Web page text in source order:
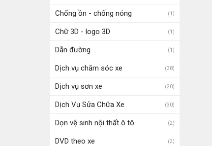
Chống ồn - chống nóng (1)
Chữ 3D - logo 3D (1)
Dẫn đường (1)
Dịch vụ chăm sóc xe (38)
Dịch vụ sơn xe (20)
Dịch Vụ Sửa Chữa Xe (30)
Dọn vệ sinh nội thất ô tô (2)
DVD theo xe (2)